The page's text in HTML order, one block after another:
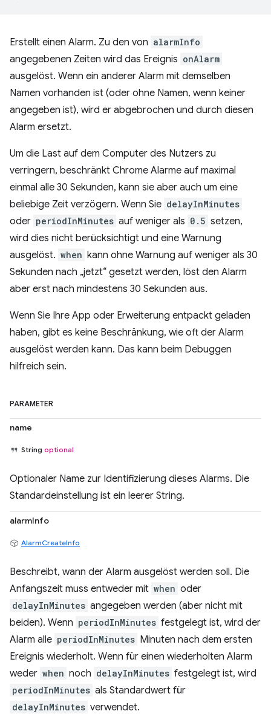
Erstellt einen Alarm. Zu den von alarmInfo
angegebenen Zeiten wird das Ereignis onAlarm
ausgelöst. Wenn ein anderer Alarm mit demselben
Namen vorhanden ist (oder ohne Namen, wenn keiner
angegeben ist), wird er abgebrochen und durch diesen
Alarm ersetzt.
Um die Last auf dem Computer des Nutzers zu
verringern, beschränkt Chrome Alarme auf maximal
einmal alle 30 Sekunden, kann sie aber auch um eine
beliebige Zeit verzögern. Wenn Sie delayInMinutes
oder periodInMinutes auf weniger als 0.5 setzen,
wird dies nicht berücksichtigt und eine Warnung
ausgelöst. when kann ohne Warnung auf weniger als 30
Sekunden nach „jetzt“ gesetzt werden, löst den Alarm
aber erst nach mindestens 30 Sekunden aus.
Wenn Sie Ihre App oder Erweiterung entpackt geladen
haben, gibt es keine Beschränkung, wie oft der Alarm
ausgelöst werden kann. Das kann beim Debuggen
hilfreich sein.
PARAMETER
name
String optional
Optionaler Name zur Identifizierung dieses Alarms. Die
Standardeinstellung ist ein leerer String.
alarmInfo
AlarmCreateInfo
Beschreibt, wann der Alarm ausgelöst werden soll. Die
Anfangszeit muss entweder mit when oder
delayInMinutes angegeben werden (aber nicht mit
beiden). Wenn periodInMinutes festgelegt ist, wird der
Alarm alle periodInMinutes Minuten nach dem ersten
Ereignis wiederholt. Wenn für einen wiederholten Alarm
weder when noch delayInMinutes festgelegt ist, wird
periodInMinutes als Standardwert für
delayInMinutes verwendet.